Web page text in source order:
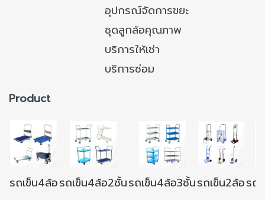
อุปกรณ์จัดการขยะ
ชุดลูกล้อคุณภาพ
บริการให้เช่า
บริการซ่อม
Product
รถเข็น4ล้อรถเข็น4ล้อ2ชั้นรถเข็น4ล้อ3ชั้นรถเข็น2ล้อรถ